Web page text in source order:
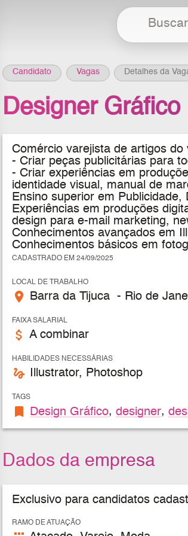
Candidato Vagas Detalhes da
Designer Gráfico
Comércio varejista de artigos
- Criar peças publicitárias para
- Criar experiências em
identidade visual, manual de
Ensino superior em Publicidade,
Experiências em produções
design para e-mail marketing,
Conhecimentos avançados em
Conhecimentos básicos em
CADASTRADO EM 24/09/2025
LOCAL DE TRABALHO
place Barra da Tijuca - Rio de
FAIXA SALARIAL
attach_money A combinar
HABILIDADES NECESSÁRIAS
gesture Illustrator, Photoshop
TAGS
bookmark Design Gráfico, designer,
Dados da empresa
Exclusivo para candidatos
RAMO DE ATUAÇÃO